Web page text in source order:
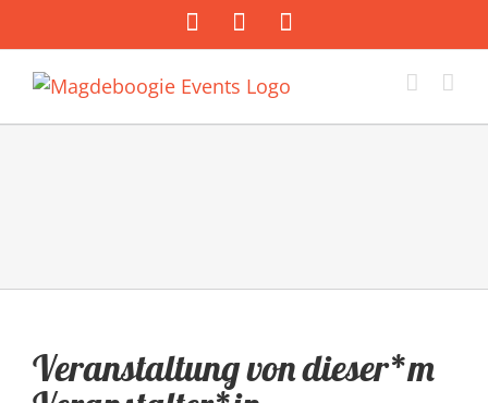
Inhalt
springen
FacebookInstagram
Mail
Veranstaltung von dieser*m